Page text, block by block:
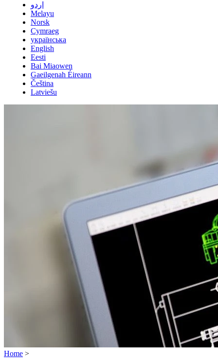
اردو
Melayu
Norsk
Cymraeg
українська
English
Eesti
Bai Miaowen
Gaeilgenah Éireann
Čeština
Latviešu
Home >